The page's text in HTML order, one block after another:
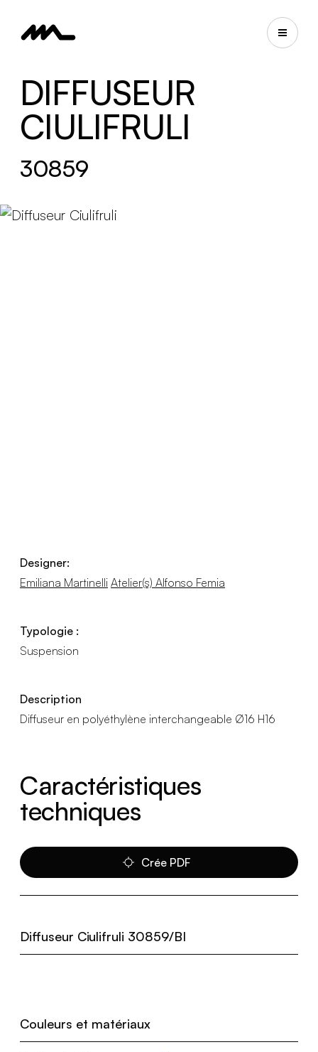
DIFFUSEUR
CIULIFRULI
30859
Designer:
Emiliana Martinelli Atelier(s) Alfonso Femia
Typologie :
Suspension
Description
Diffuseur en polyéthylène interchangeable Ø16 H16
Caractéristiques
techniques
Crée PDF
Diffuseur Ciulifruli 30859/BI
Couleurs et matériaux